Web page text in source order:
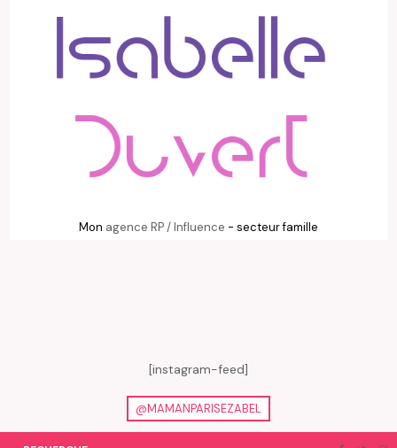
Mon agence RP / Influence - secteur famille
[instagram-feed]
@MAMANPARISEZABEL